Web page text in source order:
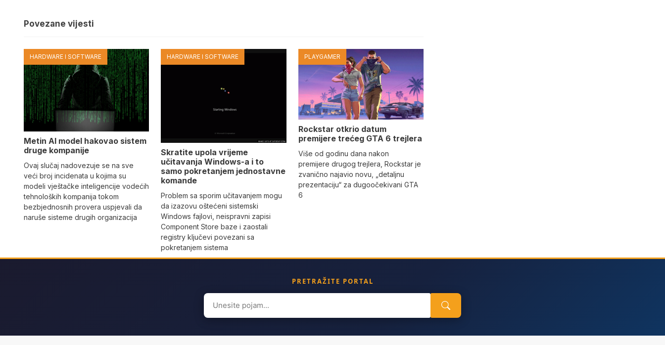
Povezane vijesti
HARDWARE I SOFTWARE
Metin AI model hakovao sistem
druge kompanije
Ovaj slučaj nadovezuje se na sve
veći broj incidenata u kojima su
modeli vještačke inteligencije vodećih
tehnoloških kompanija tokom
bezbjednosnih provera uspjevali da
naruše sisteme drugih organizacija
HARDWARE I SOFTWARE
Skratite upola vrijeme
učitavanja Windows-a i to
samo pokretanjem jednostavne
komande
Problem sa sporim učitavanjem mogu
da izazovu oštećeni sistemski
Windows fajlovi, neispravni zapisi
Component Store baze i zaostali
registry ključevi povezani sa
pokretanjem sistema
PLAYGAMER
Rockstar otkrio datum
premijere trećeg GTA 6 trejlera
Više od godinu dana nakon
premijere drugog trejlera, Rockstar je
zvanično najavio novu, „detaljnu
prezentaciju“ za dugoočekivani GTA
6
PRETRAŽITE PORTAL
Search
for: